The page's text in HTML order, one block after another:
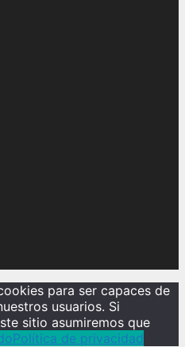
para ser capaces de
usuarios. Si
sitio asumiremos que
Política de privacidad